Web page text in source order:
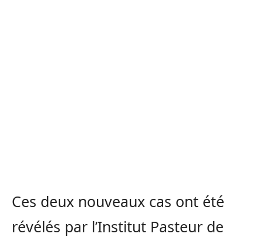
Ces deux nouveaux cas ont été
révélés par l’Institut Pasteur de